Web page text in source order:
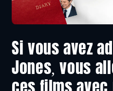
Si vous avez
Jones, vous